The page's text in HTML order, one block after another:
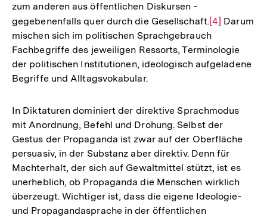
zum anderen aus öffentlichen Diskursen -
gegebenenfalls quer durch die Gesellschaft.Zur
Auflösung
der
Fußnote
[4] Darum
mischen sich im politischen Sprachgebrauch
Fachbegriffe des jeweiligen Ressorts, Terminologie
der politischen Institutionen, ideologisch aufgeladene
Begriffe und Alltagsvokabular.
In Diktaturen dominiert der direktive Sprachmodus
mit Anordnung, Befehl und Drohung. Selbst der
Gestus der Propaganda ist zwar auf der Oberfläche
persuasiv, in der Substanz aber direktiv. Denn für
Machterhalt, der sich auf Gewaltmittel stützt, ist es
unerheblich, ob Propaganda die Menschen wirklich
überzeugt. Wichtiger ist, dass die eigene Ideologie-
und Propagandasprache in der öffentlichen